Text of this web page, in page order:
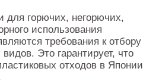
для горючих, негорючих,
использования
требования к отбору
Это гарантирует, что
отходов в Японии